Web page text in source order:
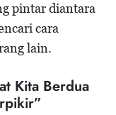
pintar diantara
cara
lain.
Kita Berdua